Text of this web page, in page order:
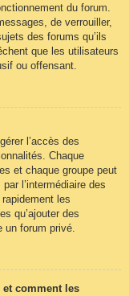
du forum.
de verrouiller,
des forums qu’ils
que les utilisateurs
ou offensant.
l’accès des
Chaque
et chaque groupe peut
l’intermédiaire des
les
qu’ajouter des
forum privé.
comment les